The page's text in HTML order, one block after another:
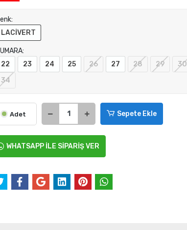
LACİVERT
22
23 24 25 26 27 28 29 30
34
Adet Sepete Ekle
WHATSAPP İLE SİPARİŞ VER